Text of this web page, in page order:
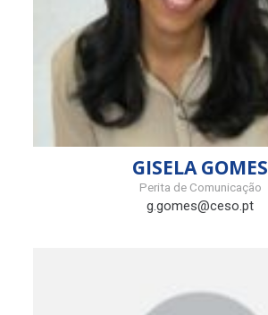
GISELA GOMES
Perita de Comunicação
g.gomes@ceso.pt